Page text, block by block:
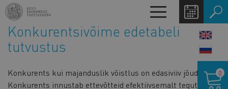
Liigu
edasi
põhisisu
juurde
Toggle
navigation
Konkurentsivõime edetabeli
tutvustus
Konkurents kui majanduslik võistlus on edasiviiv jõud.
Konkurents innustab ettevõtteid efektiivsemalt tegutsema,
0